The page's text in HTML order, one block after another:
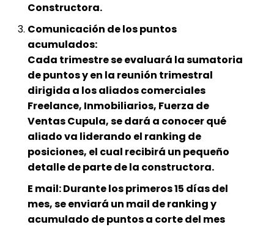
Constructora.
Comunicación de los puntos
acumulados:
Cada trimestre se evaluará la sumatoria
de puntos y en la reunión trimestral
dirigida a los aliados comerciales
Freelance, Inmobiliarios, Fuerza de
Ventas Cupula, se dará a conocer qué
aliado va liderando el ranking de
posiciones, el cual recibirá un pequeño
detalle de parte de la constructora.
E mail: Durante los primeros 15 días del
mes, se enviará un mail de ranking y
acumulado de puntos a corte del mes